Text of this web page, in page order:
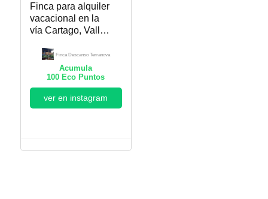
Finca para alquiler
vacacional en la
vía Cartago, Valle –
Descanso
Terranova
Finca Descanso Terranova
Acumula
100 Eco Puntos
ver en instagram